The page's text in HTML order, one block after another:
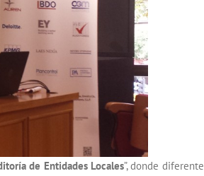
de Entidades Locales”, donde